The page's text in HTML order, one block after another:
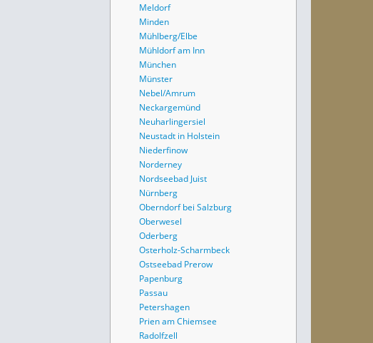
Meldorf
Minden
Mühlberg/Elbe
Mühldorf am Inn
München
Münster
Nebel/Amrum
Neckargemünd
Neuharlingersiel
Neustadt in Holstein
Niederfinow
Norderney
Nordseebad Juist
Nürnberg
Oberndorf bei Salzburg
Oberwesel
Oderberg
Osterholz-Scharmbeck
Ostseebad Prerow
Papenburg
Passau
Petershagen
Prien am Chiemsee
Radolfzell